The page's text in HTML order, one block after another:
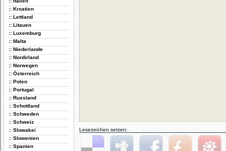
:: Kroatien
:: Lettland
:: Litauen
:: Luxemburg
:: Malta
:: Niederlande
:: Nordirland
:: Norwegen
:: Österreich
:: Polen
:: Portugal
:: Russland
:: Schottland
:: Schweden
:: Schweiz
:: Slowakei
:: Slowenien
:: Spanien
Lesezeichen setzen: